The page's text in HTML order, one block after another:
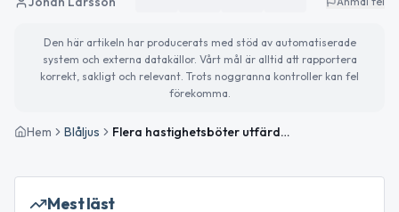
Den här artikeln har producerats med stöd av automatiserade
system och externa datakällor. Vårt mål är alltid att rapportera
korrekt, sakligt och relevant. Trots noggranna kontroller kan fel
förekomma.
Hem Blåljus Flera hastighetsböter utfärdade i Västernorrland under trafikkontroller
Mest läst